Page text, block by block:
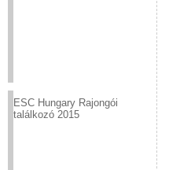
ESC Hungary Rajongói
találkozó 2015